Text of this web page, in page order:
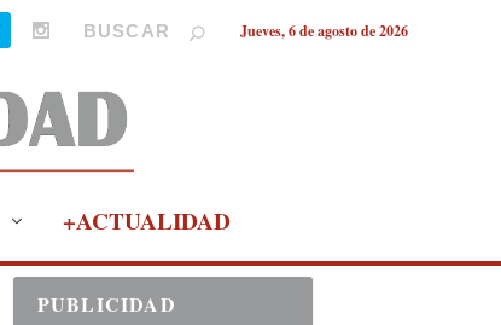
Jueves, 6 de agosto de 2026
+ACTUALIDAD
PUBLICIDAD